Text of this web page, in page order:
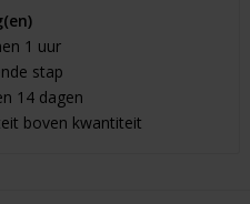
1 uur
stap
14 dagen
boven kwantiteit